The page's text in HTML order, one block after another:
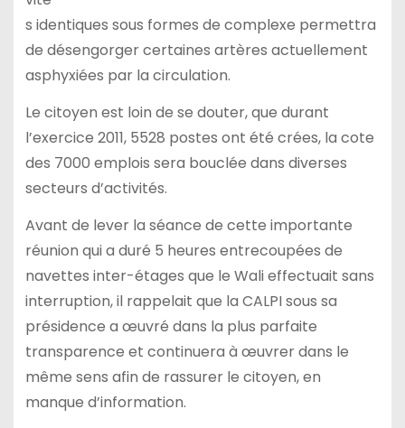
s identiques sous formes de complexe permettra
de désengorger certaines artères actuellement
asphyxiées par la circulation.
Le citoyen est loin de se douter, que durant
l’exercice 2011, 5528 postes ont été crées, la cote
des 7000 emplois sera bouclée dans diverses
secteurs d’activités.
Avant de lever la séance de cette importante
réunion qui a duré 5 heures entrecoupées de
navettes inter-étages que le Wali effectuait sans
interruption, il rappelait que la CALPI sous sa
présidence a œuvré dans la plus parfaite
transparence et continuera à œuvrer dans le
même sens afin de rassurer le citoyen, en
manque d’information.